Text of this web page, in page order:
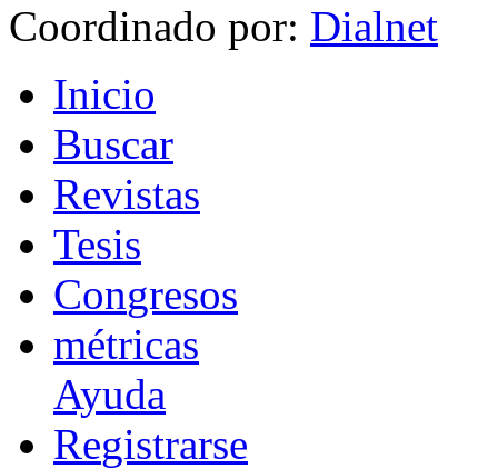
Coordinado por:
Inicio
Buscar
Revistas
Tesis
Congresos
métricas
Ayuda
Registrarse